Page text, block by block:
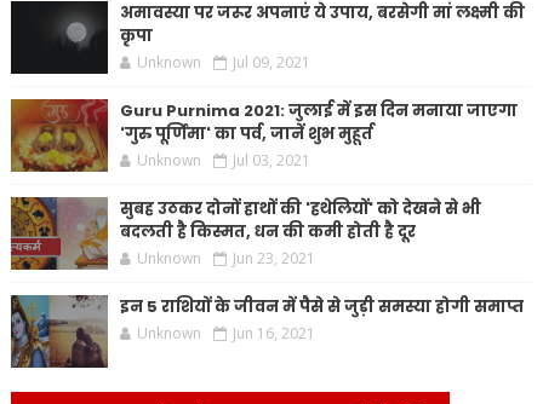
अमावस्या पर जरूर अपनाएं ये उपाय, बरसेगी मां लक्ष्मी की
कृपा
Unknown Jul 09, 2021
Guru Purnima 2021: जुलाई में इस दिन मनाया जाएगा
'गुरु पूर्णिमा' का पर्व, जानें शुभ मुहूर्त
Unknown Jul 03, 2021
सुबह उठकर दोनों हाथों की 'हथेलियों' को देखने से भी
बदलती है किस्मत, धन की कमी होती है दूर
Unknown Jun 23, 2021
इन 5 राशियों के जीवन में पैसे से जुड़ी समस्या होगी समाप्त
Unknown Jun 16, 2021